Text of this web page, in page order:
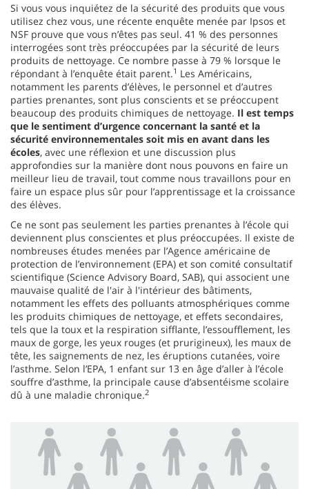
Si vous vous inquiétez de la sécurité des produits que vous
utilisez chez vous, une récente enquête menée par Ipsos et
NSF prouve que vous n’êtes pas seul. 41 % des personnes
interrogées sont très préoccupées par la sécurité de leurs
produits de nettoyage. Ce nombre passe à 79 % lorsque le
répondant à l’enquête était parent.1 Les Américains,
notamment les parents d’élèves, le personnel et d’autres
parties prenantes, sont plus conscients et se préoccupent
beaucoup des produits chimiques de nettoyage. Il est temps
que le sentiment d’urgence concernant la santé et la
sécurité environnementales soit mis en avant dans les
écoles, avec une réflexion et une discussion plus
approfondies sur la manière dont nous pouvons en faire un
meilleur lieu de travail, tout comme nous travaillons pour en
faire un espace plus sûr pour l’apprentissage et la croissance
des élèves.
Ce ne sont pas seulement les parties prenantes à l’école qui
deviennent plus conscientes et plus préoccupées. Il existe de
nombreuses études menées par l’Agence américaine de
protection de l’environnement (EPA) et son comité consultatif
scientifique (Science Advisory Board, SAB), qui associent une
mauvaise qualité de l'air à l'intérieur des bâtiments,
notamment les effets des polluants atmosphériques comme
les produits chimiques de nettoyage, et effets secondaires,
tels que la toux et la respiration sifflante, l’essoufflement, les
maux de gorge, les yeux rouges (et prurigineux), les maux de
tête, les saignements de nez, les éruptions cutanées, voire
l’asthme. Selon l’EPA, 1 enfant sur 13 en âge d’aller à l’école
souffre d’asthme, la principale cause d’absentéisme scolaire
dû à une maladie chronique.2